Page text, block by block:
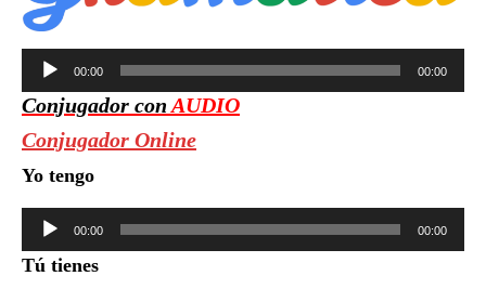
Reproductor
audio
00:00 00:00
Conjugador con AUDIO
Conjugador Online
Yo tengo
Reproductor
audio
00:00 00:00
Tú tienes